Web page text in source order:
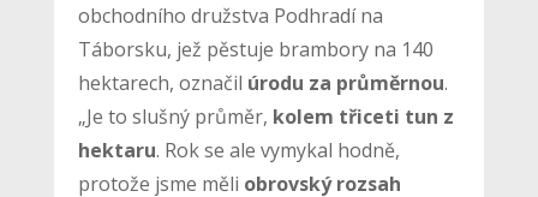
obchodního družstva Podhradí na
Táborsku, jež pěstuje brambory na 140
hektarech, označil úrodu za průměrnou.
„Je to slušný průměr, kolem třiceti tun z
hektaru. Rok se ale vymykal hodně,
protože jsme měli obrovský rozsah